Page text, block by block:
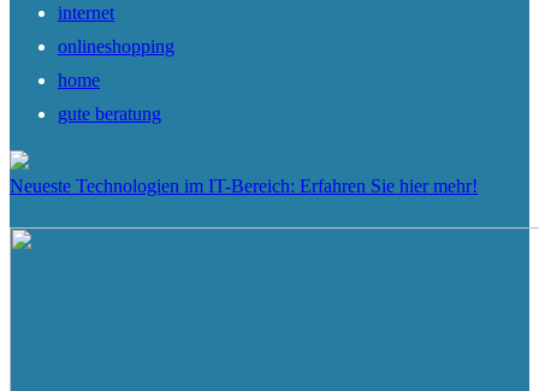
internet
onlineshopping
home
gute beratung
Neueste Technologien im IT-Bereich: Erfahren Sie hier mehr!